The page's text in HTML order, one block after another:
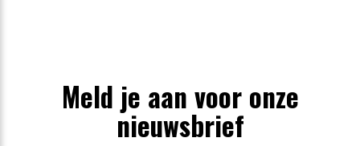
Meld je aan voor onze
nieuwsbrief